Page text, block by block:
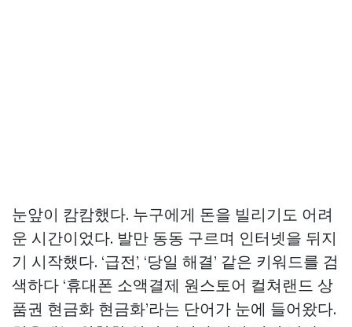
눈앞이 캄캄했다. 누구에게 돈을 빌리기도 어려
운 시간이었다. 발만 동동 구르며 인터넷을 뒤지
기 시작했다. ‘급전’, ‘당일 해결’ 같은 키워드를 검
색하다 ‘휴대폰 소액결제 원스토어 컬쳐랜드 상
품권 현금화 현금화’라는 단어가 눈에 들어왔다.